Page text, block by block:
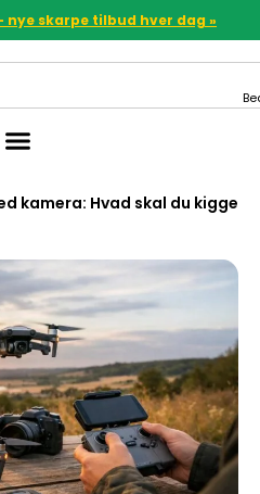
nye skarpe tilbud hver dag »
kamera: Hvad skal du kigge